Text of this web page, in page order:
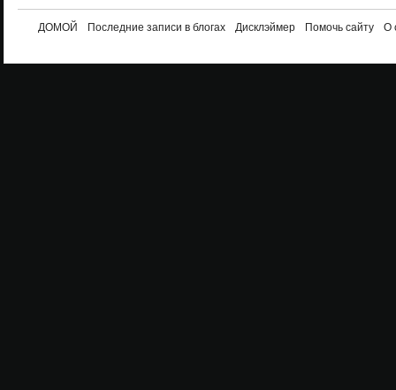
ДОМОЙ Последние записи в блогах Дисклэймер Помочь сайту О